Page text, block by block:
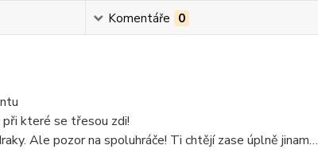
Komentáře 0
při které se třesou zdi!
Ale pozor na spoluhráče! Ti chtějí zase úplně jinam…